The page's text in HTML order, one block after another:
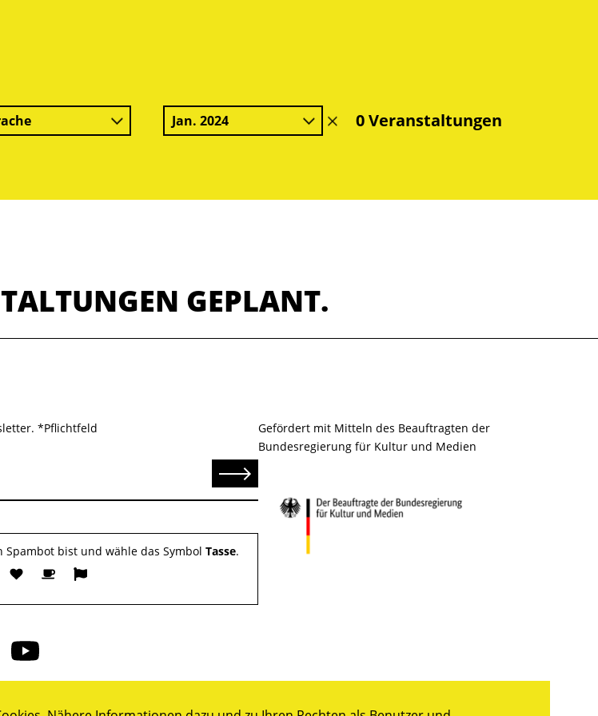
Jan. 2024
Filter0 Veranstaltungen
GEPLANT.
*Pflichtfeld
Senden
Spambot bist und wähle das Symbol Tasse.
Folge
uns
auf
Gefördert mit Mitteln des Beauftragten der
Bundesregierung für Kultur und Medien